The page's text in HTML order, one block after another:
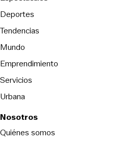
Deportes
Tendencias
Mundo
Emprendimiento
Servicios
Urbana
Nosotros
Quiénes somos